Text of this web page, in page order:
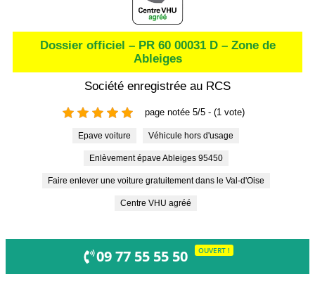
Dossier officiel – PR 60 00031 D – Zone de
Ableiges
Société enregistrée au RCS
page notée 5/5 - (1 vote)
Epave voiture Véhicule hors d'usage
Enlèvement épave Ableiges 95450
Faire enlever une voiture gratuitement dans le Val-d'Oise
Centre VHU agréé
09 77 55 55 50 OUVERT !